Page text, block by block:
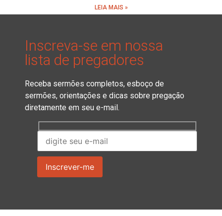
LEIA MAIS »
Inscreva-se em nossa
lista de pregadores
Receba sermões completos, esboço de
sermões, orientações e dicas sobre pregação
diretamente em seu e-mail.